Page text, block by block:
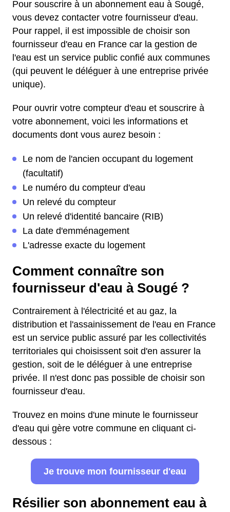
Pour souscrire à un abonnement eau à Sougé,
vous devez contacter votre fournisseur d'eau.
Pour rappel, il est impossible de choisir son
fournisseur d'eau en France car la gestion de
l'eau est un service public confié aux communes
(qui peuvent le déléguer à une entreprise privée
unique).
Pour ouvrir votre compteur d'eau et souscrire à
votre abonnement, voici les informations et
documents dont vous aurez besoin :
Le nom de l'ancien occupant du logement
(facultatif)
Le numéro du compteur d'eau
Un relevé du compteur
Un relevé d'identité bancaire (RIB)
La date d'emménagement
L'adresse exacte du logement
Comment connaître son
fournisseur d'eau à Sougé ?
Contrairement à l'électricité et au gaz, la
distribution et l'assainissement de l'eau en France
est un service public assuré par les collectivités
territoriales qui choisissent soit d'en assurer la
gestion, soit de le déléguer à une entreprise
privée. Il n'est donc pas possible de choisir son
fournisseur d'eau.
Trouvez en moins d'une minute le fournisseur
d'eau qui gère votre commune en cliquant ci-
dessous :
Je trouve mon fournisseur d'eau
Résilier son abonnement eau à